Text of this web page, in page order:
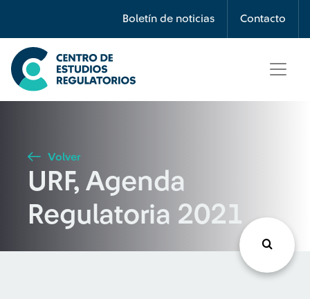
Boletín de noticias Contacto
Búsqueda
Seleccione país
Buscar
Volver
URF, Agenda
Regulatoria 2021